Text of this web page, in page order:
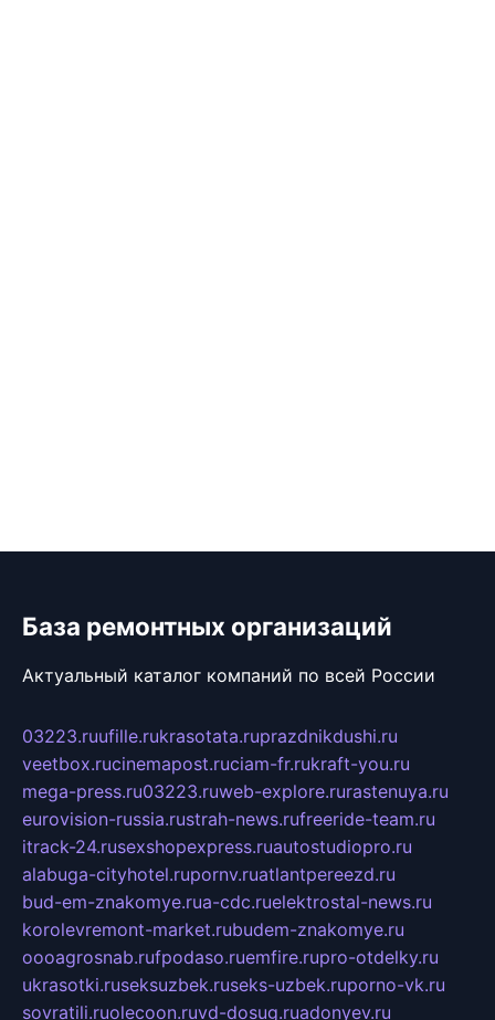
База ремонтных организаций
Актуальный каталог компаний по всей России
03223.ruufille.rukrasotata.ruprazdnikdushi.ru
veetbox.rucinemapost.ruciam-fr.rukraft-you.ru
mega-press.ru03223.ruweb-explore.rurastenuya.ru
eurovision-russia.rustrah-news.rufreeride-team.ru
itrack-24.rusexshopexpress.ruautostudiopro.ru
alabuga-cityhotel.rupornv.ruatlantpereezd.ru
bud-em-znakomye.rua-cdc.ruelektrostal-news.ru
korolevremont-market.rubudem-znakomye.ru
oooagrosnab.rufpodaso.ruemfire.rupro-otdelky.ru
ukrasotki.ruseksuzbek.ruseks-uzbek.ruporno-vk.ru
sovratili.ruolecoon.ruvd-dosug.ruadonyev.ru